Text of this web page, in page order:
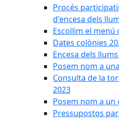
Procés
d'encesa dels
Escollim el menú
Dates colònies
Encesa dels
Posem nom a
Consulta de la
2023
Posem nom a
Pressupostos